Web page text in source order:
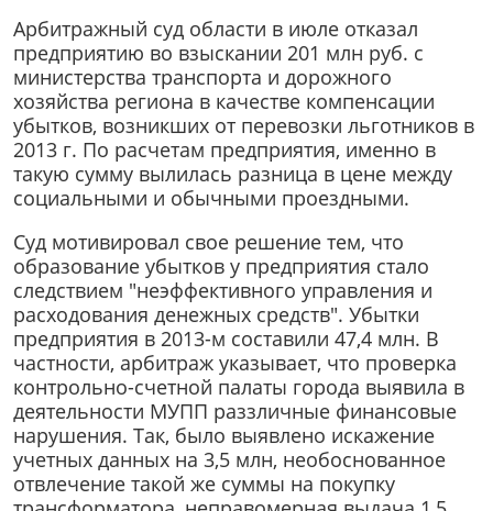
Арбитражный суд области в июле отказал
предприятию во взыскании 201 млн руб. с
министерства транспорта и дорожного
хозяйства региона в качестве компенсации
убытков, возникших от перевозки льготников в
2013 г. По расчетам предприятия, именно в
такую сумму вылилась разница в цене между
социальными и обычными проездными.
Суд мотивировал свое решение тем, что
образование убытков у предприятия стало
следствием "неэффективного управления и
расходования денежных средств". Убытки
предприятия в 2013-м составили 47,4 млн. В
частности, арбитраж указывает, что проверка
контрольно-счетной палаты города выявила в
деятельности МУПП раззличные финансовые
нарушения. Так, было выявлено искажение
учетных данных на 3,5 млн, необоснованное
отвлечение такой же суммы на покупку